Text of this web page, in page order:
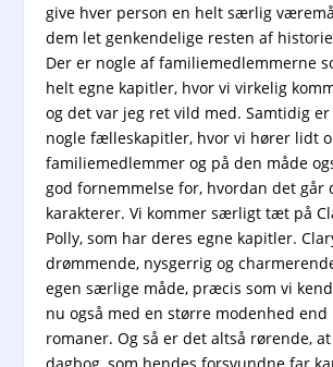
give hver person en helt særlig
dem let genkendelige resten af
Der er nogle af familiemedlemmerne
helt egne kapitler, hvor vi virkelig
og det var jeg ret vild med. Samtidig er
nogle fælleskapitler, hvor vi hører lidt
familiemedlemmer og på den måde
god fornemmelse for, hvordan det går
karakterer. Vi kommer særligt tæt på
Polly, som har deres egne kapitler.
drømmende, nysgerrig og
egen særlige måde, præcis som vi
nu også med en større modenhed
romaner. Og så er det altså rørende,